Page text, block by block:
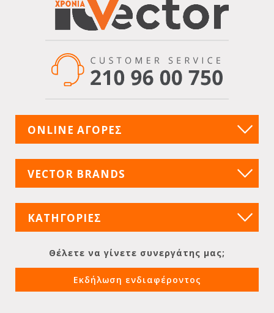
ONLINE ΑΓΟΡΕΣ
VECTOR BRANDS
ΚΑΤΗΓΟΡΙΕΣ
Θέλετε να γίνετε συνεργάτης μας;
Εκδήλωση ενδιαφέροντος